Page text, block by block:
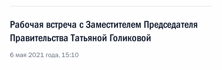
Рабочая встреча с Заместителем Председателя
Правительства Татьяной Голиковой
6 мая 2021 года, 15:10